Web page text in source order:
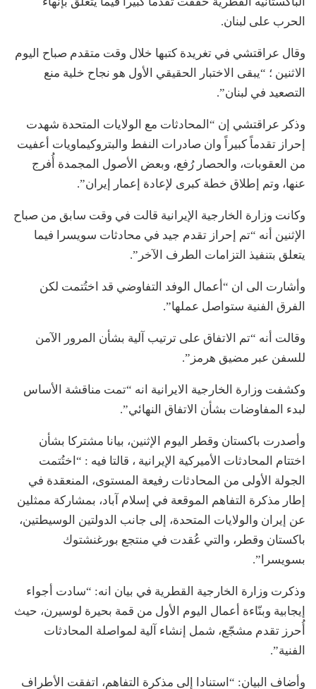
الحرب على لبنان.
وقال عراقتشي في تغريدة كتبها خلال وقت متقدم صباح اليوم
الاثنين ؛ “يبقى الاختبار الحقيقي الأول هو نجاح خلية منع
التصعيد في لبنان”.
وذكر عراقتشي إن “المحادثات مع الولايات المتحدة شهدت
إحراز تقدماً كبيراً وان صادرات النفط والبتروكيماويات أعفيت
من العقوبات، والحصار رُفع، وبعض الأصول المجمدة أُفرج
عنها، وتم إطلاق خطة كبرى لإعادة إعمار إيران”.
وكانت وزارة الخارجية الإيرانية قالت في وقت سابق من صباح
الإثنين أنه “تم إحراز تقدم جيد في محادثات سويسرا فيما
يتعلق بتنفيذ التزامات الطرف الآخر”.
وأشارت الى ان “أعمال الوفد التفاوضي قد اختُتمت لكن
الفرق الفنية ستواصل عملها”.
وقالت أنه “تم الاتفاق على ترتيب آلية بشأن المرور الآمن
للسفن عبر مضيق هرمز”.
وكشفت وزارة الخارجية الايرانية انه “تمت مناقشة الأساس
لبدء المفاوضات بشأن الاتفاق النهائي”.
وأصدرت باكستان وقطر اليوم الإثنين، بيانا مشتركا بشأن
اختتام المحادثات الأميركية الإيرانية ، قالتا فيه : “اختُتمت
الجولة الأولى من المحادثات رفيعة المستوى، المنعقدة في
إطار مذكرة التفاهم الموقعة في إسلام آباد، بمشاركة ممثلين
عن إيران والولايات المتحدة، إلى جانب الدولتين الوسيطتين،
باكستان وقطر، والتي عُقدت في منتجع بورغنشتوك
بسويسرا”.
وذكرت وزارة الخارجية القطرية في بيان انه: “سادت أجواء
إيجابية وبنّاءة أعمال اليوم الأول من قمة بحيرة لوسيرن، حيث
أُحرز تقدم مشجّع، شمل إنشاء آلية لمواصلة المحادثات
الفنية”.
وأضاف البيان: “استنادا إلى مذكرة التفاهم، اتفقت الأطراف